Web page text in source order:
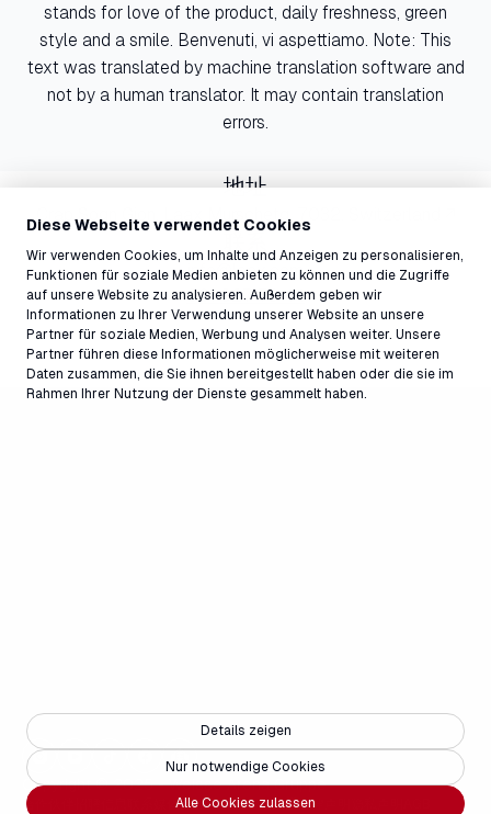
Diese Webseite verwendet Cookies
Wir verwenden Cookies, um Inhalte und Anzeigen zu personalisieren,
Funktionen für soziale Medien anbieten zu können und die Zugriffe
auf unsere Website zu analysieren. Außerdem geben wir
Informationen zu Ihrer Verwendung unserer Website an unsere
Partner für soziale Medien, Werbung und Analysen weiter. Unsere
Partner führen diese Informationen möglicherweise mit weiteren
Daten zusammen, die Sie ihnen bereitgestellt haben oder die sie im
Rahmen Ihrer Nutzung der Dienste gesammelt haben.
Alle Cookies zulassen
Nur notwendige Cookies
Details zeigen
stands for love of the product, daily freshness, green
style and a smile. Benvenuti, vi aspettiamo. Note: This
text was translated by machine translation software and
not by a human translator. It may contain translation
errors.
地址
info@laax.com
081 927 73 44
Copyright © 2025 - Weisse Arena Gruppe
合作伙伴 媒体无障碍设施常见问题法律声明